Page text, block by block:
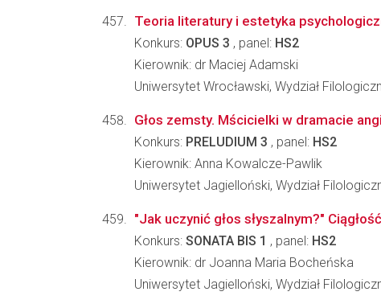
Teoria literatury i estetyka
Konkurs: OPUS 3 , panel: HS2
Kierownik: dr Maciej Adamski
Uniwersytet Wrocławski, Wydział
Głos zemsty. Mścicielki w dramacie
Konkurs: PRELUDIUM 3 , panel: HS2
Kierownik: Anna Kowalcze-Pawlik
Uniwersytet Jagielloński, Wydział
"Jak uczynić głos słyszalnym?"
Konkurs: SONATA BIS 1 , panel: HS2
Kierownik: dr Joanna Maria Bocheńska
Uniwersytet Jagielloński, Wydział